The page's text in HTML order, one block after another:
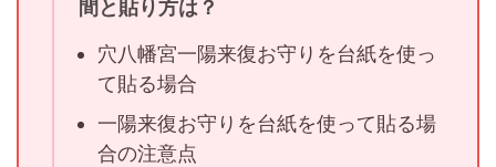
間と貼り方は？
穴八幡宮一陽来復お守りを台紙を使っ
て貼る場合
一陽来復お守りを台紙を使って貼る場
合の注意点